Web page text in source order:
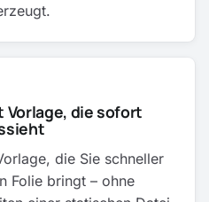
Vorlage, die sofort
die Sie schneller
Folie bringt – ohne